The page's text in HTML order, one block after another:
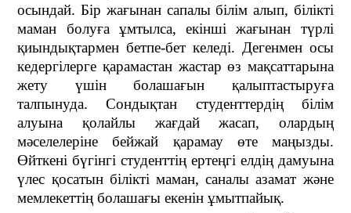
осындай. Бір жағынан сапалы білім алып, білікті
маман болуға ұмтылса, екінші жағынан түрлі
қиындықтармен бетпе-бет келеді. Дегенмен осы
кедергілерге қарамастан жастар өз мақсаттарына
жету үшін болашағын қалыптастыруға
талпынуда. Сондықтан студенттердің білім
алуына қолайлы жағдай жасап, олардың
мәселелеріне бейжай қарамау өте маңызды.
Өйткені бүгінгі студенттің ертеңгі елдің дамуына
үлес қосатын білікті маман, саналы азамат және
мемлекеттің болашағы екенін ұмытпайық.